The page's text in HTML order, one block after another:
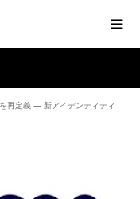
再定義 ― 新アイデンティティ